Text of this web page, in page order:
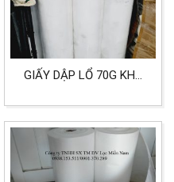
GIẤY DẬP LỔ 70G KHỔ